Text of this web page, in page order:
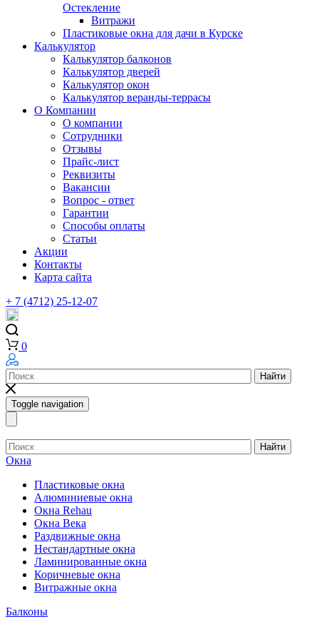
Остекление
Витражи
Пластиковые окна для дачи в Курске
Калькулятор
Калькулятор балконов
Калькулятор дверей
Калькулятор окон
Калькулятор веранды-террасы
О Компании
О компании
Сотрудники
Отзывы
Прайс-лист
Реквизиты
Вакансии
Вопрос - ответ
Гарантии
Способы оплаты
Статьи
Акции
Контакты
Карта сайта
+ 7 (4712) 25-12-07
0
Найти
Toggle navigation
Найти
Окна
Пластиковые окна
Алюминиевые окна
Окна Rehau
Окна Века
Раздвижные окна
Нестандартные окна
Ламинированные окна
Коричневые окна
Витражные окна
Балконы